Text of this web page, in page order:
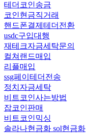
테더코인송금
코인현금직거래
핸드폰결제테더전환
usdc구입대행
재테크자금세탁문의
컬쳐랜드매입
리플매입
ssg페이테더전송
정치자금세탁
비트코인사는방법
잡코인판매
비트코인믹싱
솔라나현금화 sol현금화